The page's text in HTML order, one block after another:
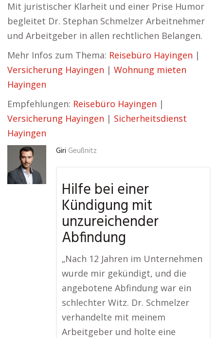
Mit juristischer Klarheit und einer Prise Humor
begleitet Dr. Stephan Schmelzer Arbeitnehmer
und Arbeitgeber in allen rechtlichen Belangen.
Mehr Infos zum Thema: Reisebüro Hayingen |
Versicherung Hayingen | Wohnung mieten
Hayingen
Empfehlungen: Reisebüro Hayingen |
Versicherung Hayingen | Sicherheitsdienst
Hayingen
Giri Geußnitz
Hilfe bei einer
Kündigung mit
unzureichender
Abfindung
„Nach 12 Jahren im Unternehmen
wurde mir gekündigt, und die
angebotene Abfindung war ein
schlechter Witz. Dr. Schmelzer
verhandelte mit meinem
Arbeitgeber und holte eine